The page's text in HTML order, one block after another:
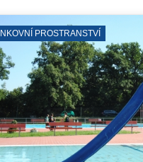
SPORTOVNÍ KLUBY